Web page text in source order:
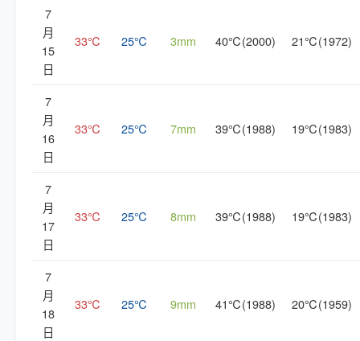
7
月
15
日
33℃ 25℃ 3mm 40℃(2000) 21℃(1972)
7
月
16
日
33℃ 25℃ 7mm 39℃(1988) 19℃(1983)
7
月
17
日
33℃ 25℃ 8mm 39℃(1988) 19℃(1983)
7
月
18
日
33℃ 25℃ 9mm 41℃(1988) 20℃(1959)